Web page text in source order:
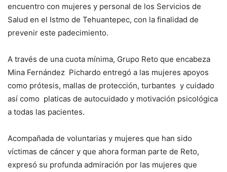
encuentro con mujeres y personal de los Servicios de
Salud en el Istmo de Tehuantepec, con la finalidad de
prevenir este padecimiento.
A través de una cuota mínima, Grupo Reto que encabeza
Mina Fernández Pichardo entregó a las mujeres apoyos
como prótesis, mallas de protección, turbantes y cuidado
así como platicas de autocuidado y motivación psicológica
a todas las pacientes.
Acompañada de voluntarias y mujeres que han sido
víctimas de cáncer y que ahora forman parte de Reto,
expresó su profunda admiración por las mujeres que